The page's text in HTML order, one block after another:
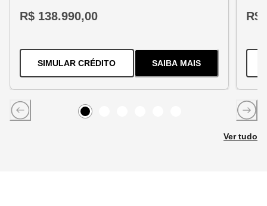
R$ 138.990,00
SIMULAR CRÉDITOPARA O TRACKER 1.2 TURBO FLEX
SAIBA MAIS
SOBRE
R$
Ver tudo